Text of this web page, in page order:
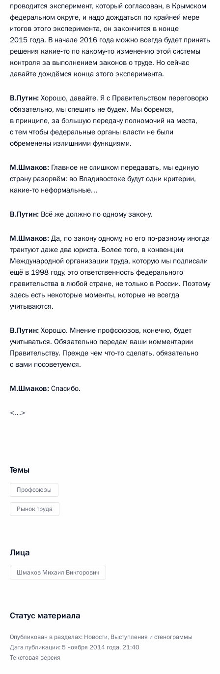
проводится эксперимент, который согласован, в Крымском
федеральном округе, и надо дождаться по крайней мере
итогов этого эксперимента, он закончится в конце
2015 года. В начале 2016 года можно всегда будет принять
решения какие‑то по какому‑то изменению этой системы
контроля за выполнением законов о труде. Но сейчас
давайте дождёмся конца этого эксперимента.
В.Путин: Хорошо, давайте. Я с Правительством переговорю
обязательно, мы спешить не будем. Мы боремся,
в принципе, за большую передачу полномочий на места,
с тем чтобы федеральные органы власти не были
обременены излишними функциями.
М.Шмаков: Главное не слишком передавать, мы единую
страну разорвём: во Владивостоке будут одни критерии,
какие‑то неформальные…
В.Путин: Всё же должно по одному закону.
М.Шмаков: Да, по закону одному, но его по‑разному иногда
трактуют даже два юриста. Более того, в конвенции
Международной организации труда, которую мы подписали
ещё в 1998 году, это ответственность федерального
правительства в любой стране, не только в России. Поэтому
здесь есть некоторые моменты, которые не всегда
учитываются.
В.Путин: Хорошо. Мнение профсоюзов, конечно, будет
учитываться. Обязательно передам ваши комментарии
Правительству. Прежде чем что‑то сделать, обязательно
с вами посоветуемся.
М.Шмаков: Спасибо.
<…>
Темы
Профсоюзы
Рынок труда
Лица
Шмаков Михаил Викторович
Статус материала
Опубликован в разделах: Новости, Выступления и стенограммы
Дата публикации:5 ноября 2014 года, 21:40
Текстовая версия